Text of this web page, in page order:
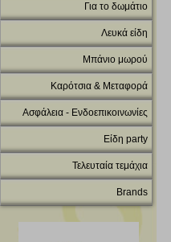
Για το δωμάτιο
Λευκά είδη
Μπάνιο μωρού
Καρότσια & Μεταφορά
Ασφάλεια - Ενδοεπικοινωνίες
Είδη party
Τελευταία τεμάχια
Brands